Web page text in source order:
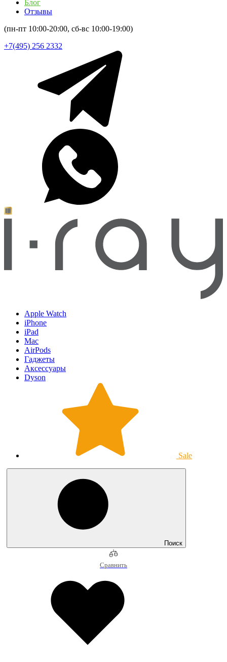
Блог
Отзывы
(пн-пт 10:00-20:00, сб-вс 10:00-19:00)
+7(495) 256 2332
Apple Watch
iPhone
iPad
Mac
AirPods
Гаджеты
Аксессуары
Dyson
Sale
Поиск
Сравнить